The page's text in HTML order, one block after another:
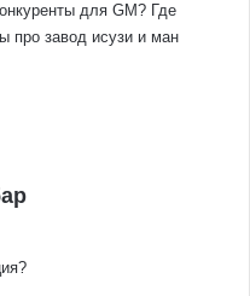
для GM? Где
про завод исузи и ман